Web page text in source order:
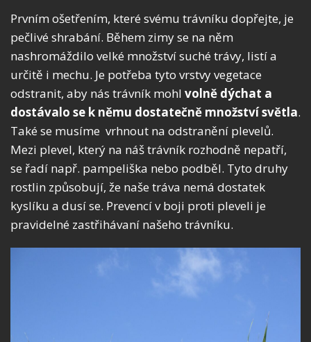
Prvním ošetřením, které svému trávníku dopřejte, je
pečlivé shrabání. Během zimy se na něm
nashromáždilo velké množství suché trávy, listí a
určitě i mechu. Je potřeba tyto vrstvy vegetace
odstranit, aby nás trávník mohl volně dýchat a
dostávalo se k němu dostatečně množství světla.
Také se musíme vrhnout na odstranění plevelů.
Mezi plevel, který na náš trávník rozhodně nepatří,
se řadí např. pampeliška nebo podběl. Tyto druhy
rostlin způsobují, že naše tráva nemá dostatek
kyslíku a dusí se. Prevencí v boji proti pleveli je
pravidelné zastřihávaní našeho trávníku.